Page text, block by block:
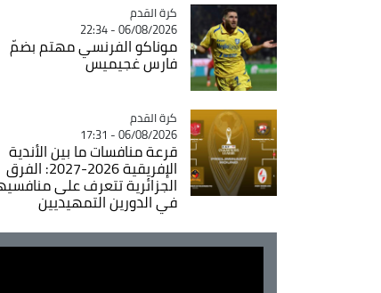
Catégorie
كرة القدم
06/08/2026 - 22:34
موناكو الفرنسي مهتم بضمّ
فارس غجيميس
Catégorie
كرة القدم
06/08/2026 - 17:31
قرعة منافسات ما بين الأندية
الإفريقية 2026-2027: الفرق
الجزائرية تتعرف على
في الدورين التمهيديين